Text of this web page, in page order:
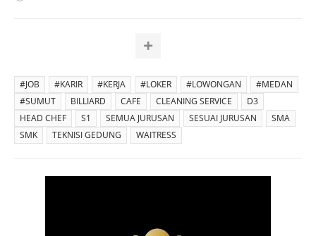
#JOB #KARIR #KERJA #LOKER #LOWONGAN
#MEDAN
#SUMUT
BILLIARD CAFE CLEANING SERVICE
D3
HEAD CHEF
S1 SEMUA JURUSAN SESUAI JURUSAN
SMA
SMK
TEKNISI GEDUNG WAITRESS